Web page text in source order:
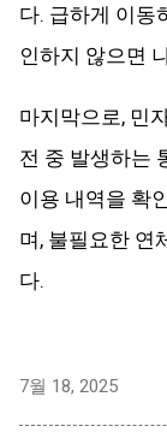
다. 급하게 이동
인하지 않으면
마지막으로, 민
전 중 발생하는
이용 내역을 확
며, 불필요한 연
다.
7월 18, 2025